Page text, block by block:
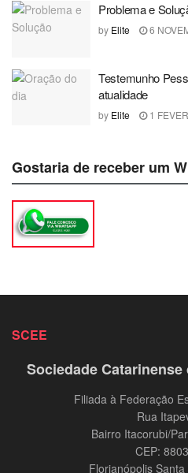
Problema e
by Elite 6
Testemunho
atualidade
by Elite 1
Gostaria de receber um
SCEE
Sociedade
Filiada à Federação
Rua
Bairro Itacorubi/
CEP:
Florianópolis